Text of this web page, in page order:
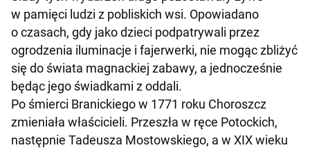
w pamięci ludzi z pobliskich wsi. Opowiadano
o czasach, gdy jako dzieci podpatrywali przez
ogrodzenia iluminacje i fajerwerki, nie mogąc zbliżyć
się do świata magnackiej zabawy, a jednocześnie
będąc jego świadkami z oddali.
Po śmierci Branickiego w 1771 roku Choroszcz
zmieniała właścicieli. Przeszła w ręce Potockich,
następnie Tadeusza Mostowskiego, a w XIX wieku